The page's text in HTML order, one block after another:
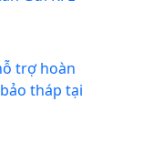
trợ hoàn
tháp tại